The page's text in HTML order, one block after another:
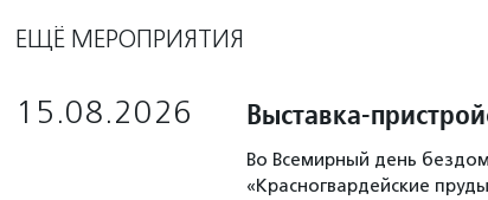
ЕЩЁ МЕРОПРИЯТИЯ
15.08.2026 Выставка-
Во Всемирный день
«Красногвардейские